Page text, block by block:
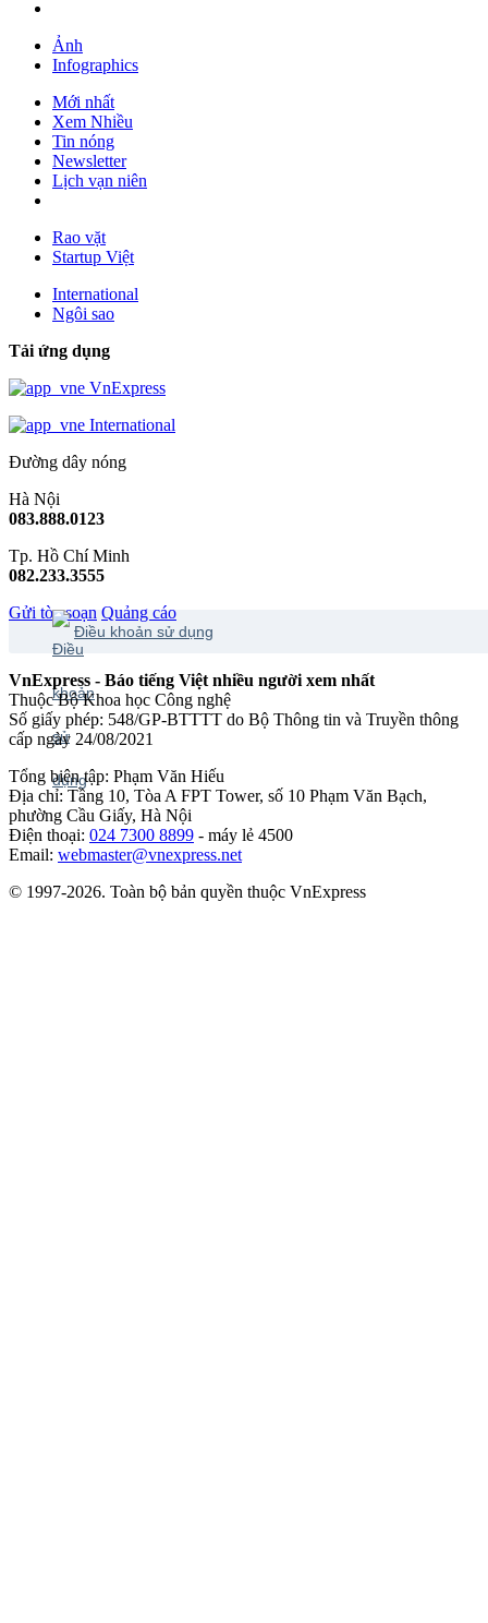
Ảnh
Infographics
Mới nhất
Xem Nhiều
Tin nóng
Newsletter
Lịch vạn niên
Rao vặt
Startup Việt
International
Ngôi sao
Tải ứng dụng
VnExpress
International
Đường dây nóng
Hà Nội
083.888.0123
Tp. Hồ Chí Minh
082.233.3555
Gửi tòa soạn Quảng cáo
Điều khoản sử dụng
VnExpress - Báo tiếng Việt nhiều người xem nhất
Thuộc Bộ Khoa học Công nghệ
Số giấy phép: 548/GP-BTTTT do Bộ Thông tin và Truyền thông
cấp ngày 24/08/2021
Tổng biên tập: Phạm Văn Hiếu
Địa chỉ: Tầng 10, Tòa A FPT Tower, số 10 Phạm Văn Bạch,
phường Cầu Giấy, Hà Nội
Điện thoại: 024 7300 8899 - máy lẻ 4500
Email: webmaster@vnexpress.net
© 1997-2026. Toàn bộ bản quyền thuộc VnExpress